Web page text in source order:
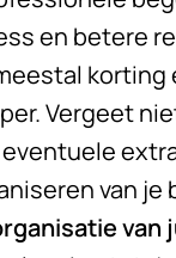
en betere
Vergeet
van
van